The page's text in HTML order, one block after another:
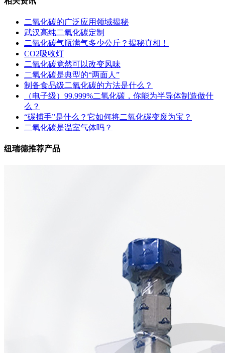
二氧化碳的广泛应用领域揭秘
武汉高纯二氧化碳定制
二氧化碳气瓶满气多少公斤？揭秘真相！
CO2吸收灯
二氧化碳竟然可以改变风味
二氧化碳是典型的“两面人”
制备食品级二氧化碳的方法是什么？
（电子级）99.999%二氧化碳，你能为半导体制造做什
么？
“碳捕手”是什么？它如何将二氧化碳变废为宝？
二氧化碳是温室气体吗？
纽瑞德推荐产品